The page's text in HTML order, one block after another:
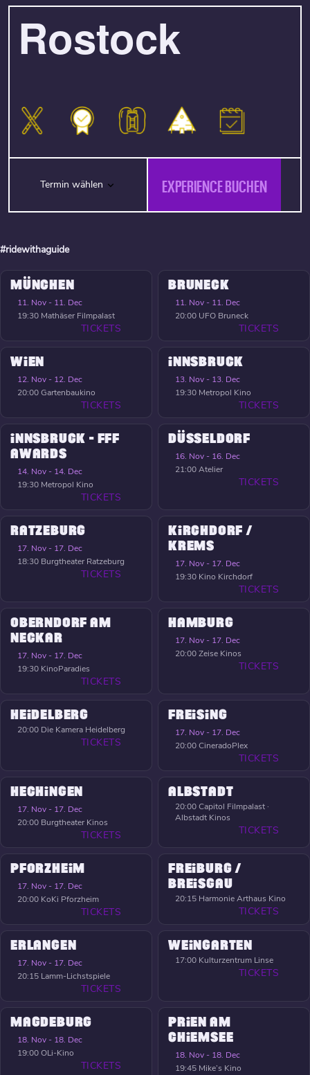
Rostock
Termin wählen EXPERIENCE BUCHEN
#ridewithaguide
MÜNCHEN
11. Nov - 11. Dec
19:30 Mathäser Filmpalast
TICKETS
BRUNECK
11. Nov - 11. Dec
20:00 UFO Bruneck
TICKETS
WIEN
12. Nov - 12. Dec
20:00Gartenbaukino
TICKETS
INNSBRUCK
13. Nov - 13. Dec
19:30 Metropol Kino
TICKETS
INNSBRUCK - FFF
AWARDS
14. Nov - 14. Dec
19:30 Metropol Kino
TICKETS
DÜSSELDORF
16. Nov - 16. Dec
21:00Atelier
TICKETS
RATZEBURG
17. Nov - 17. Dec
18:30 Burgtheater Ratzeburg
TICKETS
KIRCHDORF /
KREMS
17. Nov - 17. Dec
19:30 Kino Kirchdorf
TICKETS
OBERNDORF AM
NECKAR
17. Nov - 17. Dec
19:30 KinoParadies
TICKETS
HAMBURG
17. Nov - 17. Dec
20:00Zeise Kinos
TICKETS
HEIDELBERG
20:00 Die Kamera Heidelberg
TICKETS
FREISING
17. Nov - 17. Dec
20:00CineradoPlex
TICKETS
HECHINGEN
17. Nov - 17. Dec
20:00 Burgtheater Kinos
TICKETS
ALBSTADT
20:00Capitol Filmpalast ·
Albstadt Kinos
TICKETS
PFORZHEIM
17. Nov - 17. Dec
20:00 KoKi Pforzheim
TICKETS
FREIBURG /
BREISGAU
20:15 Harmonie Arthaus Kino
TICKETS
ERLANGEN
17. Nov - 17. Dec
20:15 Lamm-Lichstspiele
TICKETS
WEINGARTEN
17:00 Kulturzentrum Linse
TICKETS
MAGDEBURG
18. Nov - 18. Dec
19:00OLi-Kino
TICKETS
PRIEN AM
CHIEMSEE
18. Nov - 18. Dec
19:45 Mike’s Kino